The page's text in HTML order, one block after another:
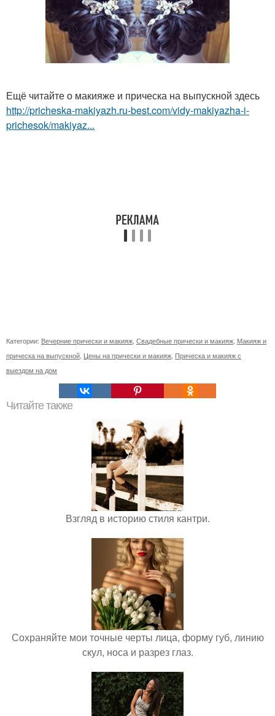
Ещё читайте о макияже и прическа на выпускной здесь
http://pricheska-makiyazh.ru-best.com/vidy-makiyazha-i-
prichesok/makiyaz...
Категории: Вечерние прически и макияж, Свадебные прически и макияж, Макияж и
прическа на выпускной, Цены на прически и макияж, Прическа и макияж с
выездом на дом
Читайте также
Взгляд в историю стиля кантри.
Сохраняйте мои точные черты лица, форму губ, линию
скул, носа и разрез глаз.